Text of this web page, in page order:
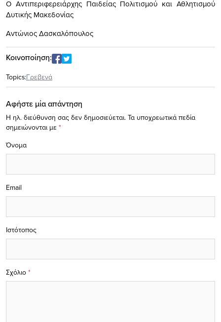
Ο Αντιπεριφερειάρχης Παιδείας Πολιτισμού και Αθλητισμού
Δυτικής Μακεδονίας
Αντώνιος Δασκαλόπουλος
Κοινοποίηση:
Topics:Γρεβενά
Αφήστε μία απάντηση
Η ηλ. διεύθυνση σας δεν δημοσιεύεται. Τα υποχρεωτικά πεδία
σημειώνονται με *
Σχόλιο *
Όνομα
Email
Ιστότοπος